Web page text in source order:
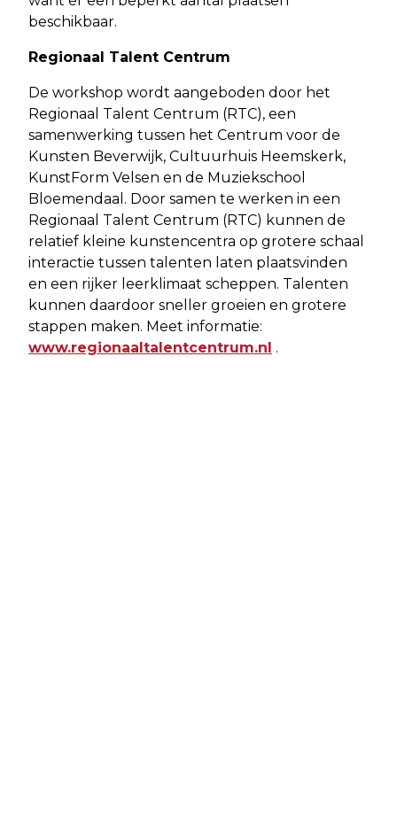
beschikbaar.
Regionaal Talent Centrum
De workshop wordt aangeboden door het
Regionaal Talent Centrum (RTC), een
samenwerking tussen het Centrum voor de
Kunsten Beverwijk, Cultuurhuis Heemskerk,
KunstForm Velsen en de Muziekschool
Bloemendaal. Door samen te werken in een
Regionaal Talent Centrum (RTC) kunnen de
relatief kleine kunstencentra op grotere schaal
interactie tussen talenten laten plaatsvinden
en een rijker leerklimaat scheppen. Talenten
kunnen daardoor sneller groeien en grotere
stappen maken. Meet informatie:
www.regionaaltalentcentrum.nl .